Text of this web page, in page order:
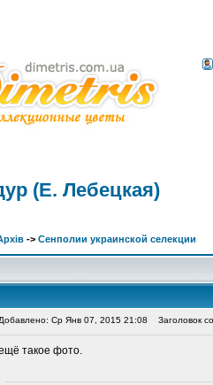
(Е. Лебецкая)
-> Сенполии украинской селекции
Добавлено: Ср Янв 07, 2015 21:08 Заголовок
такое фото.